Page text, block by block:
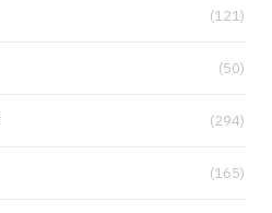
(121)
(50)
(294)
(165)